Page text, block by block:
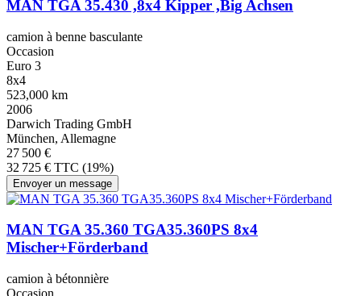
MAN TGA 35.430 ,8x4 Kipper ,Big Achsen
camion à benne basculante
Occasion
Euro 3
8x4
523,000 km
2006
Darwich Trading GmbH
München, Allemagne
27 500 €
32 725 € TTC (19%)
Envoyer un message
MAN TGA 35.360 TGA35.360PS 8x4
Mischer+Förderband
camion à bétonnière
Occasion